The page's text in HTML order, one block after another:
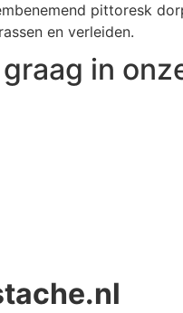
pittoresk
en verleiden.
in